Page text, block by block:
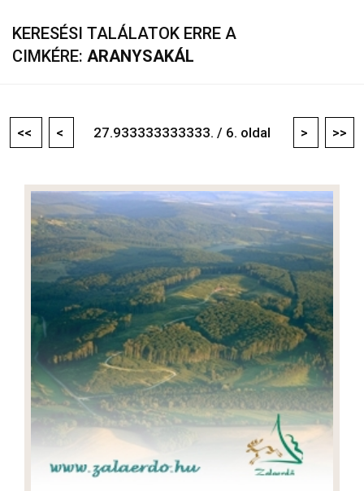
KERESÉSI TALÁLATOK ERRE A
CIMKÉRE: ARANYSAKÁL
<< < 27.933333333333. / 6. oldal > >>